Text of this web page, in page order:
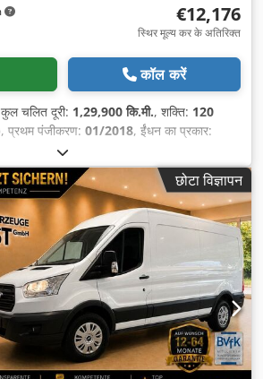
€12,176
स्थिर मूल्य कर के अतिरिक्त
कॉल करें
चलित दूरी: 1,29,900 कि.मी., शक्ति: 120
, प्रथम पंजीकरण: 01/2018, ईंधन का प्रकार:
काला
3, कुल लंबाई:6,000 मिमी, लोडिंग स्पेस की
एबीएस, एयर कंडीशनिंग, कालिख फिल्टर, केंद्रीय
छोटा विज्ञापन